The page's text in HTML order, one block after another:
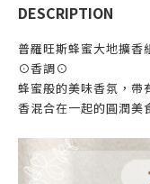
DESCRIPTION
普羅旺斯蜂蜜大地擴香
⊙香調⊙
蜂蜜般的美味香氛，帶
香混合在一起的圓潤美